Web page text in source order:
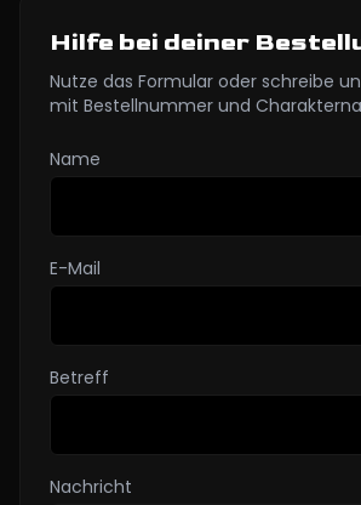
Hilfe bei deiner
Nutze das Formular oder schreibe
mit Bestellnummer und
Name
E-Mail
Betreff
Nachricht